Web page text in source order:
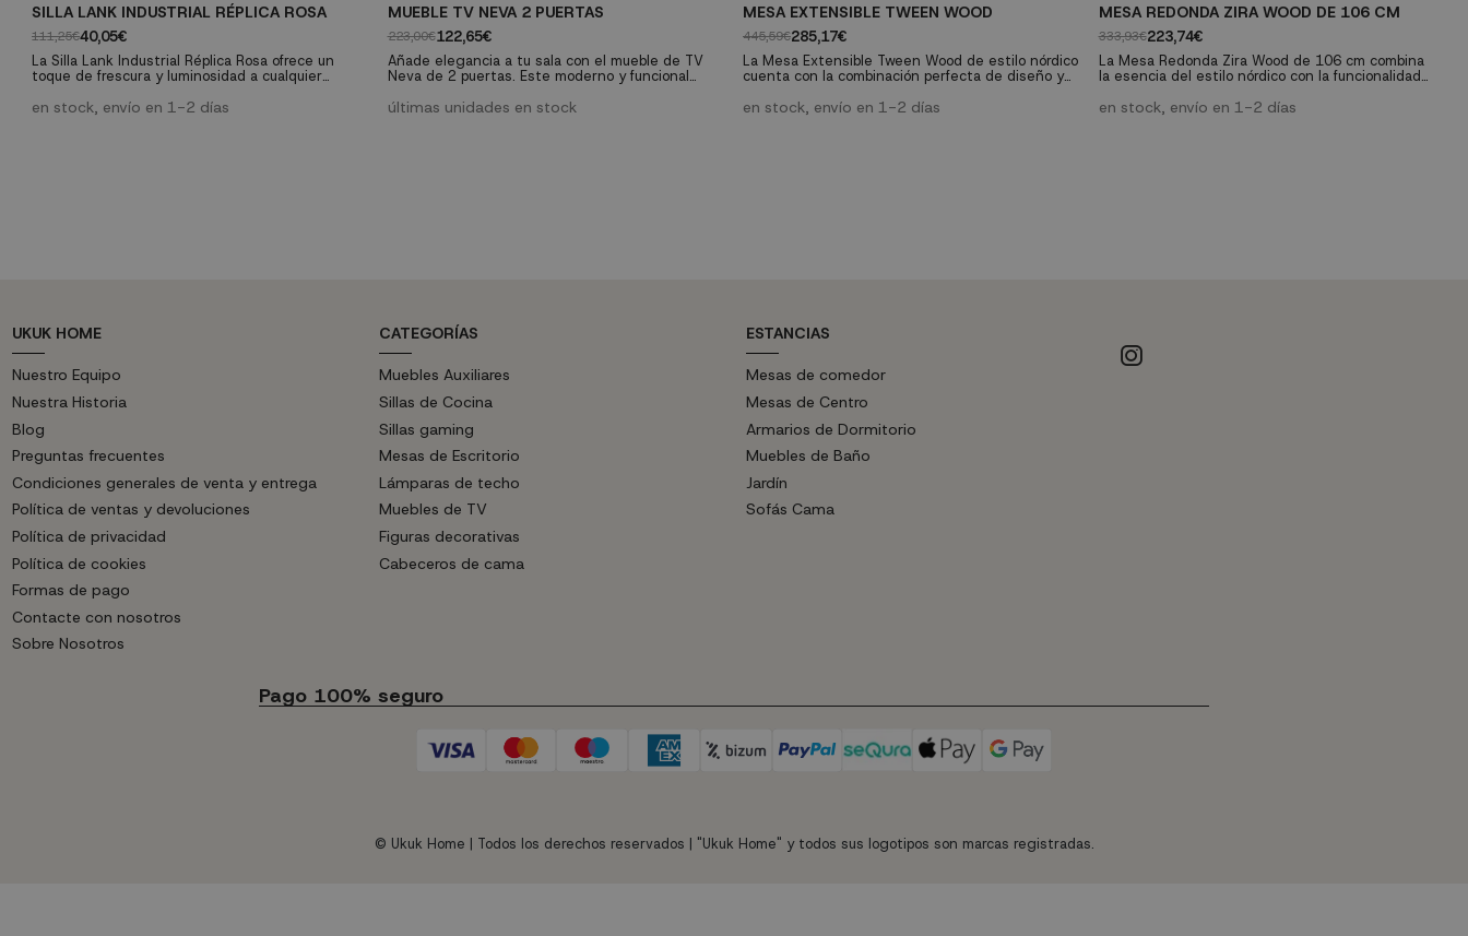
SILLA LANK INDUSTRIAL RÉPLICA ROSA
111,25€40,05€
La Silla Lank Industrial Réplica Rosa ofrece un
toque de frescura y luminosidad a cualquier
reinterpretado en un elegante acabado blanco.
en stock, envío en 1-2 días
MUEBLE TV NEVA 2 PUERTAS
223,00€122,65€
Añade elegancia a tu sala con el mueble de TV
Neva de 2 puertas. Este moderno y funcional
combinando estilo y practicidad en tu sala de
últimas unidades en stock
MESA EXTENSIBLE TWEEN WOOD
445,59€285,17€
La Mesa Extensible Tween Wood de estilo nórdico
cuenta con la combinación perfecta de diseño y
extenderse hasta 40 cm, te ayudará a resolver
en stock, envío en 1-2 días
MESA REDONDA ZIRA WOOD DE 106 CM
333,93€223,74€
La Mesa Redonda Zira Wood de 106 cm combina
la esencia del estilo nórdico con la funcionalidad
esta mesa ofrece elegancia y resistencia para tu
en stock, envío en 1-2 días
UKUK HOME
Nuestro Equipo
Nuestra Historia
Blog
Preguntas frecuentes
Condiciones generales de venta y entrega
Política de ventas y devoluciones
Política de privacidad
Política de cookies
Formas de pago
Contacte con nosotros
Sobre Nosotros
CATEGORÍAS
Muebles Auxiliares
Sillas de Cocina
Sillas gaming
Mesas de Escritorio
Lámparas de techo
Muebles de TV
Figuras decorativas
Cabeceros de cama
ESTANCIAS
Mesas de comedor
Mesas de Centro
Armarios de Dormitorio
Muebles de Baño
Jardín
Sofás Cama
Pago 100% seguro
© Ukuk Home | Todos los derechos reservados | "Ukuk Home" y todos sus logotipos son marcas registradas.